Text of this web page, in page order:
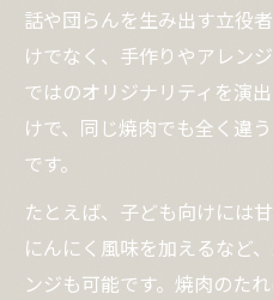
話や団らんを生み出す立役
けでなく、手作りやアレン
ではのオリジナリティを演
けで、同じ焼肉でも全く違
です。
たとえば、子ども向けには
にんにく風味を加えるなど
ンジも可能です。焼肉のた